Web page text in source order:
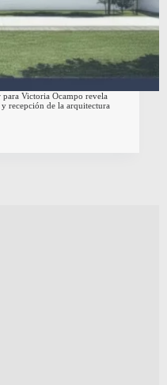
Victoria Ocampo revela
recepción de la arquitectura